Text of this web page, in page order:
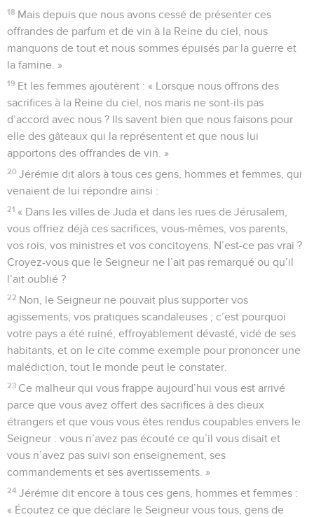
18 Mais depuis que nous avons cessé de présenter ces
offrandes de parfum et de vin à la Reine du ciel, nous
manquons de tout et nous sommes épuisés par la guerre et
la famine. »
19 Et les femmes ajoutèrent : « Lorsque nous offrons des
sacrifices à la Reine du ciel, nos maris ne sont-ils pas
d’accord avec nous ? Ils savent bien que nous faisons pour
elle des gâteaux qui la représentent et que nous lui
apportons des offrandes de vin. »
20 Jérémie dit alors à tous ces gens, hommes et femmes, qui
venaient de lui répondre ainsi :
21 « Dans les villes de Juda et dans les rues de Jérusalem,
vous offriez déjà ces sacrifices, vous-mêmes, vos parents,
vos rois, vos ministres et vos concitoyens. N’est-ce pas vrai ?
Croyez-vous que le Seigneur ne l’ait pas remarqué ou qu’il
l’ait oublié ?
22 Non, le Seigneur ne pouvait plus supporter vos
agissements, vos pratiques scandaleuses ; c’est pourquoi
votre pays a été ruiné, effroyablement dévasté, vidé de ses
habitants, et on le cite comme exemple pour prononcer une
malédiction, tout le monde peut le constater.
23 Ce malheur qui vous frappe aujourd’hui vous est arrivé
parce que vous avez offert des sacrifices à des dieux
étrangers et que vous vous êtes rendus coupables envers le
Seigneur : vous n’avez pas écouté ce qu’il vous disait et
vous n’avez pas suivi son enseignement, ses
commandements et ses avertissements. »
24 Jérémie dit encore à tous ces gens, hommes et femmes :
« Écoutez ce que déclare le Seigneur vous tous, gens de